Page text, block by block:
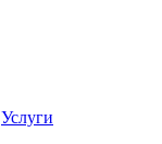
Услуги